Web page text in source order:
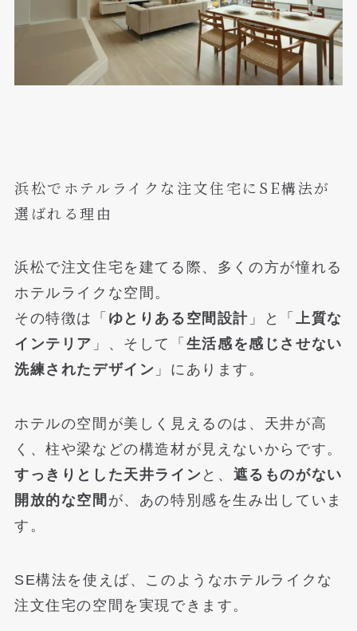
浜松でホテルライクな注文住宅にSE構法が
選ばれる理由
浜松で注文住宅を建てる際、多くの方が憧れる
ホテルライクな空間。
その特徴は「 ゆとりある空間設計 」と「 上質な
インテリア 」、そして「 生活感を感じさせない
洗練されたデザイン 」にあります。
ホテルの空間が美しく見えるのは、天井が高
く、柱や梁などの構造材が見えないからです。
すっきりとした天井ライン と、 遮るものがない
開放的な空間 が、あの特別感を生み出していま
す。
SE構法を使えば、このようなホテルライクな
注文住宅の空間を実現できます。